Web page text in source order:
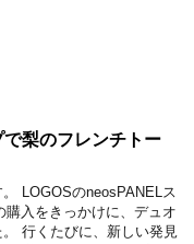
で梨のフレンチトー
LOGOSのneosPANELス
購入をきっかけに、デュオ
行くたびに、新しい発見